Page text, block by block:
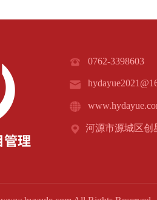
 0762-3398603



河源市源城区创